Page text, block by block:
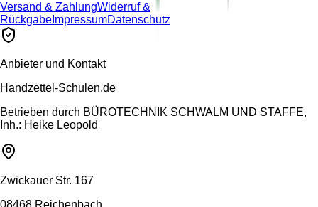
Versand & ZahlungWiderruf &
Rückgabe ImpressumDatenschutz
Anbieter und Kontakt
Handzettel-Schulen.de
Betrieben durch BÜROTECHNIK SCHWALM UND STAFFE,
Inh.: Heike Leopold
Zwickauer Str. 167